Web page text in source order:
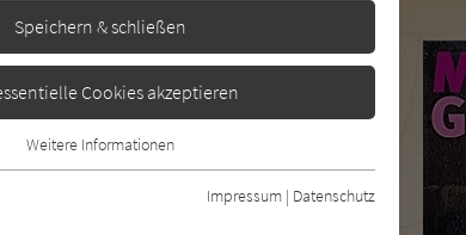
Speichern & schließen
Cookies akzeptieren
für grundlegende Funktionen der Webseite
dass die Webseite einwandfrei
Weitere Informationen
Impressum | Datenschutz